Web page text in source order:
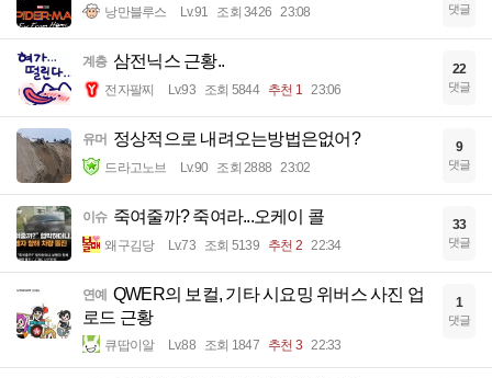
낭만블루스 Lv.91 조회 3426 23:08 댓글
계층 삼전닉스 근황..
전자팔찌 Lv.93 조회 5844 추천 1 23:06
22
댓글
유머 정상적으로 내려오는방법은없어?
드라고노브 Lv.90 조회 2888 23:02
9
댓글
이슈 죽여줄까? 죽여라...오케이 콜
왜구김당 Lv.73 조회 5139 추천 2 22:34
33
댓글
연예 QWER의 보컬, 기타 시요밍 위버스 사진 업
로드 근황
큐땁이알 Lv.88 조회 1847 추천 3 22:33
1
댓글